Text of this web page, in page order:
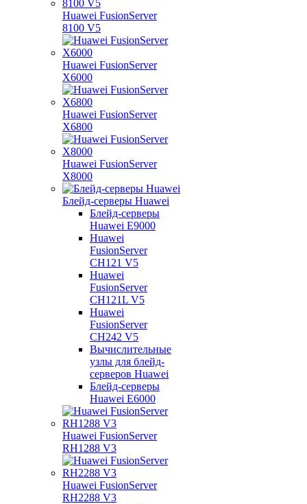
Huawei FusionServer
8100 V5
Huawei FusionServer
X6000
Huawei FusionServer
X6800
Huawei FusionServer
X8000
Блейд-серверы Huawei
Блейд-серверы
Huawei E9000
Huawei
FusionServer
CH121 V5
Huawei
FusionServer
CH121L V5
Huawei
FusionServer
CH242 V5
Вычислительные
узлы для блейд-
серверов Huawei
Блейд-серверы
Huawei E6000
Huawei FusionServer
RH1288 V3
Huawei FusionServer
RH2288 V3